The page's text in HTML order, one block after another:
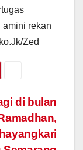
amini rekan
Zed
di bulan